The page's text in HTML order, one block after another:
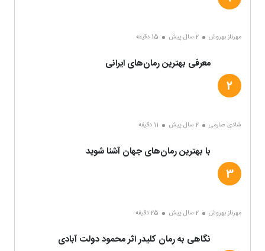
مهرناز بهروش 2 سال پیش 15 دقیقه
معرفی بهترین رمان‌های ایرانی
شادی صارمی 2 سال پیش 11 دقیقه
با بهترین رمان‌های جهان آشنا شوید
مهرناز بهروش 2 سال پیش 25 دقیقه
نگاهی به رمان کلیدر اثر محمود دولت آبادی